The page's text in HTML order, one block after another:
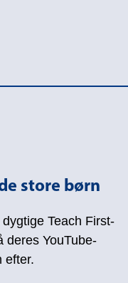
store børn
Teach First-
deres YouTube-
efter.